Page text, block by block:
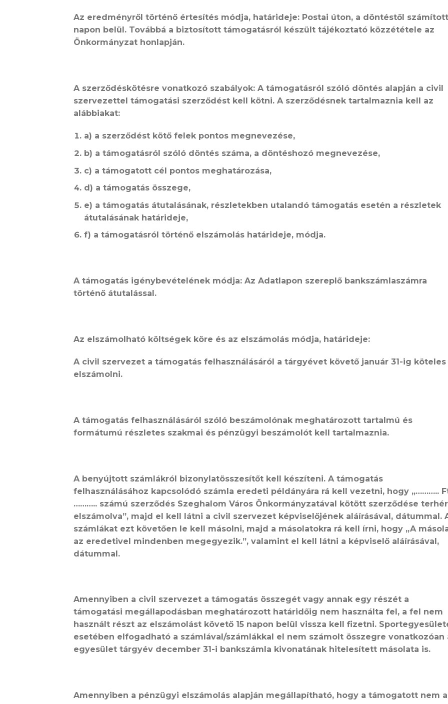
Az eredményről történő értesítés módja, határideje: Postai úton, a döntéstől
napon belül. Továbbá a biztosított támogatásról készült tájékoztató közzététele az
Önkormányzat honlapján.
A szerződéskötésre vonatkozó szabályok: A támogatásról szóló döntés alapján a civil
szervezettel támogatási szerződést kell kötni. A szerződésnek tartalmaznia kell az
alábbiakat:
a) a szerződést kötő felek pontos megnevezése,
b) a támogatásról szóló döntés száma, a döntéshozó megnevezése,
c) a támogatott cél pontos meghatározása,
d) a támogatás összege,
e) a támogatás átutalásának, részletekben utalandó támogatás esetén a részletek
átutalásának határideje,
f) a támogatásról történő elszámolás határideje, módja.
A támogatás igénybevételének módja: Az Adatlapon szereplő bankszámlaszámra
történő átutalással.
Az elszámolható költségek köre és az elszámolás módja, határideje:
A civil szervezet a támogatás felhasználásáról a tárgyévet követő január 31-ig köteles
elszámolni.
A támogatás felhasználásáról szóló beszámolónak meghatározott tartalmú és
formátumú részletes szakmai és pénzügyi beszámolót kell tartalmaznia.
A benyújtott számlákról bizonylatösszesítőt kell készíteni. A támogatás
felhasználásához kapcsolódó számla eredeti példányára rá kell vezetni, hogy „………..
……….. számú szerződés Szeghalom Város Önkormányzatával kötött szerződése
elszámolva”, majd el kell látni a civil szervezet képviselőjének aláírásával, dátummal.
számlákat ezt követően le kell másolni, majd a másolatokra rá kell írni, hogy „A
az eredetivel mindenben megegyezik.”, valamint el kell látni a képviselő aláírásával,
dátummal.
Amennyiben a civil szervezet a támogatás összegét vagy annak egy részét a
támogatási megállapodásban meghatározott határidőig nem használta fel, a fel nem
használt részt az elszámolást követő 15 napon belül vissza kell fizetni.
esetében elfogadható a számlával/számlákkal el nem számolt összegre vonatkozóan
egyesület tárgyév december 31-i bankszámla kivonatának hitelesített másolata is.
Amennyiben a pénzügyi elszámolás alapján megállapítható, hogy a támogatott nem a